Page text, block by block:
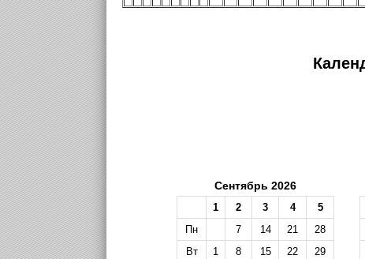
Сентябрь 2026
1 2 3 4
5
Пн
7 14 21
28
Вт
1 8 15 22
29